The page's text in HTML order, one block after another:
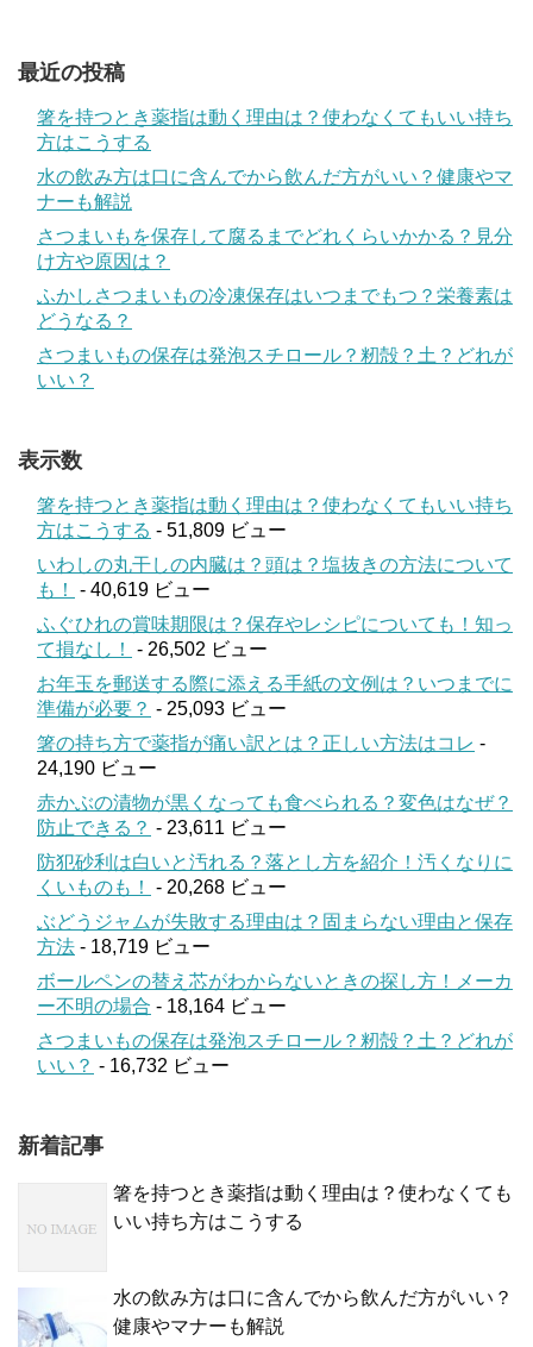
最近の投稿
箸を持つとき薬指は動く理由は？使わなくてもいい持ち
方はこうする
水の飲み方は口に含んでから飲んだ方がいい？健康やマ
ナーも解説
さつまいもを保存して腐るまでどれくらいかかる？見分
け方や原因は？
ふかしさつまいもの冷凍保存はいつまでもつ？栄養素は
どうなる？
さつまいもの保存は発泡スチロール？籾殻？土？どれが
いい？
表示数
箸を持つとき薬指は動く理由は？使わなくてもいい持ち
方はこうする - 51,809 ビュー
いわしの丸干しの内臓は？頭は？塩抜きの方法について
も！
- 40,619 ビュー
ふぐひれの賞味期限は？保存やレシピについても！知っ
て損なし！
- 26,502 ビュー
お年玉を郵送する際に添える手紙の文例は？いつまでに
準備が必要？ - 25,093 ビュー
箸の持ち方で薬指が痛い訳とは？正しい方法はコレ -
24,190 ビュー
赤かぶの漬物が黒くなっても食べられる？変色はなぜ？
防止できる？ - 23,611 ビュー
防犯砂利は白いと汚れる？落とし方を紹介！汚くなりに
くいものも！
- 20,268 ビュー
ぶどうジャムが失敗する理由は？固まらない理由と保存
方法 - 18,719 ビュー
ボールペンの替え芯がわからないときの探し方！メーカ
ー不明の場合 - 18,164 ビュー
さつまいもの保存は発泡スチロール？籾殻？土？どれが
いい？ - 16,732 ビュー
新着記事
箸を持つとき薬指は動く理由は？使わなくても
いい持ち方はこうする
水の飲み方は口に含んでから飲んだ方がいい？
健康やマナーも解説